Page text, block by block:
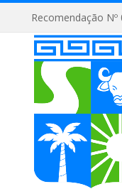
Recomendação Nº